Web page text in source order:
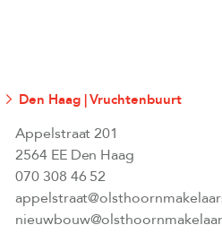
Den Haag | Vruchtenbuurt
Appelstraat 201
2564 EE Den Haag
070 308 46 52